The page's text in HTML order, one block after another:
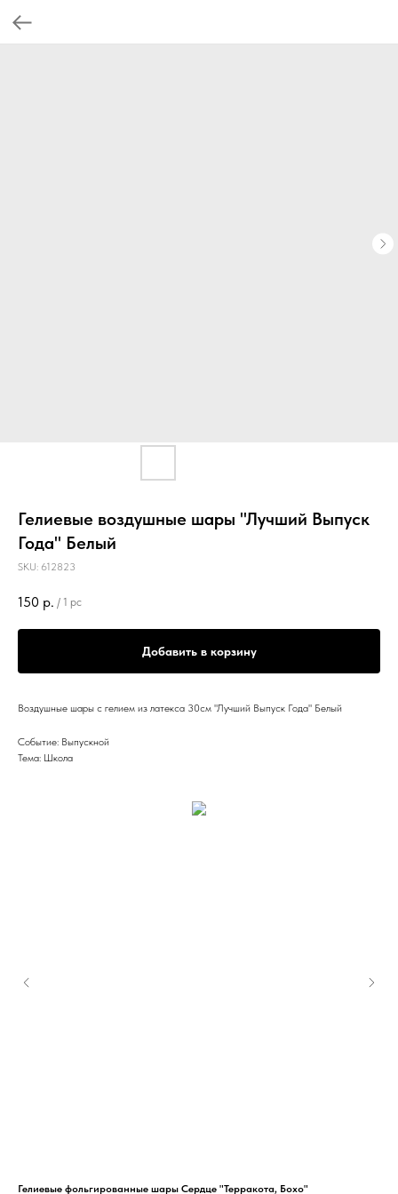
Гелиевые воздушные шары "Лучший Выпуск
Года" Белый
SKU: 612823
150 р. / 1 pc
Добавить в корзину
Воздушные шары с гелием из латекса 30см "Лучший Выпуск Года" Белый
Событие: Выпускной
Тема: Школа
Гелиевые фольгированные шары Сердце "Терракота, Бохо"